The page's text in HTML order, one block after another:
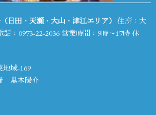
日田・天瀬・大山・津江エリア） 住所：大
： 0973-22-2036 営業時間：9時～17時 休
地域-169
黒木陽介